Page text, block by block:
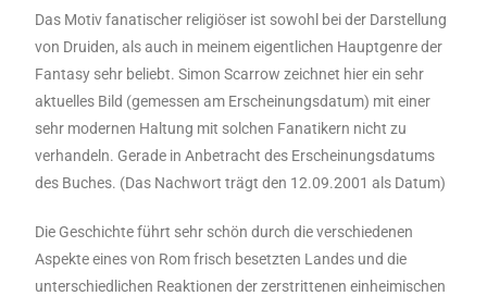
Das Motiv fanatischer religiöser ist sowohl bei der Darstellung
von Druiden, als auch in meinem eigentlichen Hauptgenre der
Fantasy sehr beliebt. Simon Scarrow zeichnet hier ein sehr
aktuelles Bild (gemessen am Erscheinungsdatum) mit einer
sehr modernen Haltung mit solchen Fanatikern nicht zu
verhandeln. Gerade in Anbetracht des Erscheinungsdatums
des Buches. (Das Nachwort trägt den 12.09.2001 als Datum)
Die Geschichte führt sehr schön durch die verschiedenen
Aspekte eines von Rom frisch besetzten Landes und die
unterschiedlichen Reaktionen der zerstrittenen einheimischen